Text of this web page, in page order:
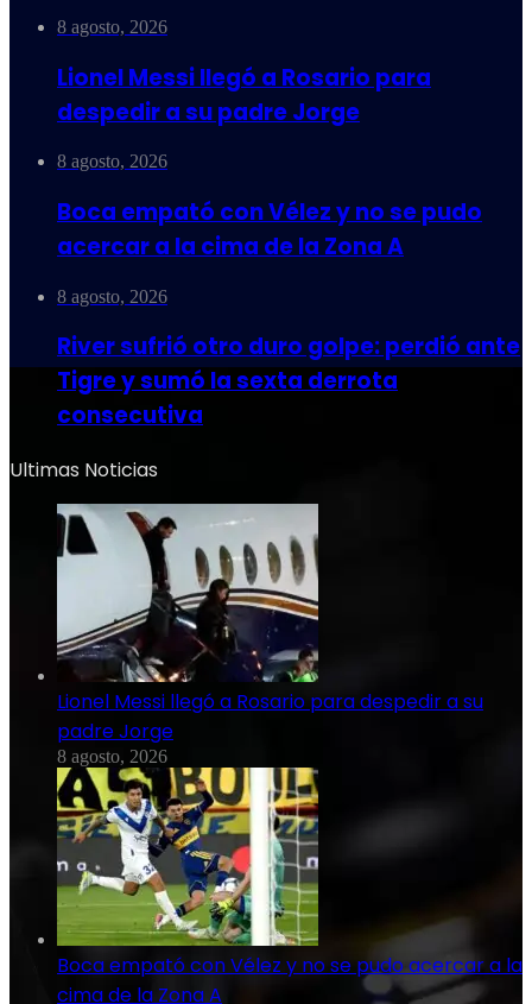
8 agosto, 2026
Lionel Messi llegó a Rosario para
despedir a su padre Jorge
8 agosto, 2026
Boca empató con Vélez y no se pudo
acercar a la cima de la Zona A
8 agosto, 2026
River sufrió otro duro golpe: perdió ante
Tigre y sumó la sexta derrota
consecutiva
Ultimas Noticias
Lionel Messi llegó a Rosario para despedir a su
padre Jorge
8 agosto, 2026
Boca empató con Vélez y no se pudo acercar a la
cima de la Zona A